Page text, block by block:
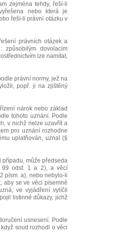
zejména tehdy, řeší-li
nebo která je
řeší-li právní otázku v
právních otázek a
dovolacím
lze namítat,
právní normy, jež na
popř. ji na zjištěný
nárok nebo základ
tohoto uznání. Podle
v nichž nelze uzavřít a
pro uznání rozhodne
uplatňován, uznal (§
případu, může předseda
99 odst. 1 a 2), a věcí
písm. a), nebo nebylo-li
aby se ve věci písemně
ve vyjádření vylíčil
listinné důkazy, jichž
usnesení. Podle
soud rozhodl o věci